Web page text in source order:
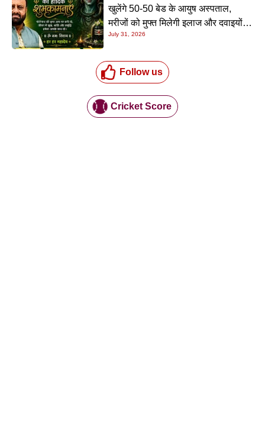
खुलेंगे 50-50 बेड के आयुष अस्पताल,
मरीजों को मुफ्त मिलेगी इलाज और दवाइयों
की सुविधा
July 31, 2026
Follow us
Cricket Score